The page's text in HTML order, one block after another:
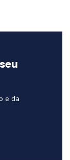
e da